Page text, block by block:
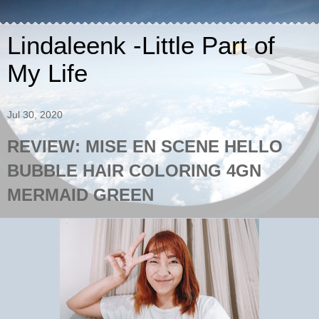
Lindaleenk -Little Part of
My Life
Jul 30, 2020
REVIEW: MISE EN SCENE HELLO
BUBBLE HAIR COLORING 4GN
MERMAID GREEN